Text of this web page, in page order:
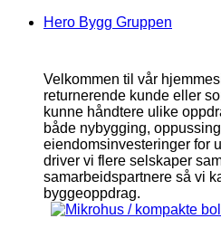
Hero Bygg Gruppen
Velkommen til vår
returnerende kunde eller
kunne håndtere ulike
både nybygging,
eiendomsinvesteringer for
driver vi flere selskaper
samarbeidspartnere så vi
byggeoppdrag.